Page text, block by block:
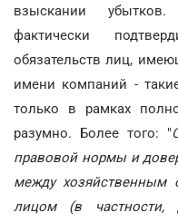
взыскании
фактически
обязательств лиц,
имени компаний -
только в рамках
разумно. Более того: "
правовой нормы и
между
лицом (в частности,